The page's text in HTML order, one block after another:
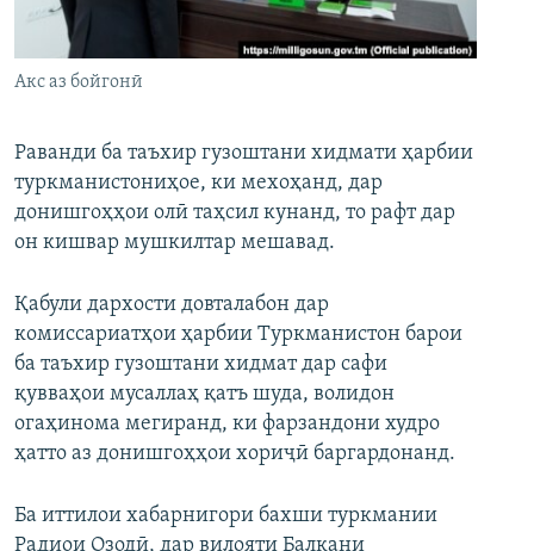
ГУЗОРИШҲОИ РАДИОӢ
Русский
Акс аз бойгонӣ
Раванди ба таъхир гузоштани хидмати ҳарбии
туркманистониҳое, ки мехоҳанд, дар
донишгоҳҳои олӣ таҳсил кунанд, то рафт дар
он кишвар мушкилтар мешавад.
Қабули дархости довталабон дар
комиссариатҳои ҳарбии Туркманистон барои
ба таъхир гузоштани хидмат дар сафи
қувваҳои мусаллаҳ қатъ шуда, волидон
огаҳинома мегиранд, ки фарзандони худро
ҳатто аз донишгоҳҳои хориҷӣ баргардонанд.
Ба иттилои хабарнигори бахши туркмании
Радиои Озодӣ, дар вилояти Балкани